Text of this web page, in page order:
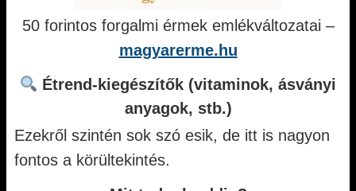
50 forintos forgalmi érmek emlékváltozatai –
magyarerme.hu
Étrend-kiegészítők (vitaminok, ásványi
anyagok, stb.)
Ezekről szintén sok szó esik, de itt is nagyon
fontos a körültekintés.